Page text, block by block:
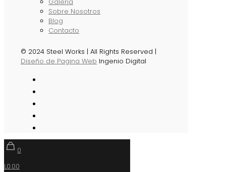
Sobre Nosotros
Blog
Contacto
© 2024 Steel Works | All Rights Reserved |
Diseño de Pagina Web Ingenio Digital
0
L0.00